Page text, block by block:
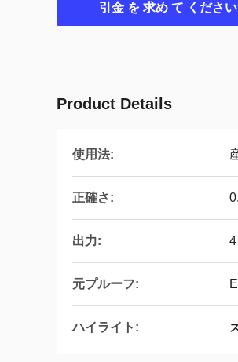
引金 を 求め て ください
Product Details
使用法:
正確さ:
出力:
元プルーフ:
ハイライト: